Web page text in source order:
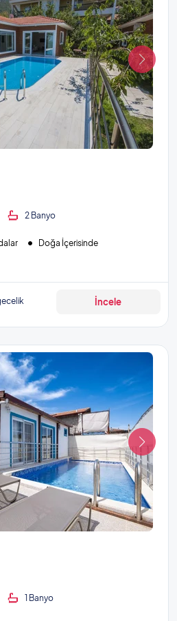
2 Banyo
Doğa İçerisinde
İncele
1 Banyo